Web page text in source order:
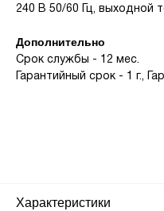
240 В 50/60 Гц, выходной
Дополнительно
Срок службы - 12 мес.
Гарантийный срок - 1 г.,
Характеристики